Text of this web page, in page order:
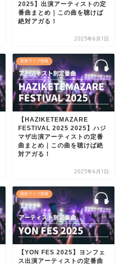
2025】出演アーティストの定
番曲まとめ｜この曲を聴けば
絶対アガる！
2025年6月1日
最新ライブ情報
【HAZIKETEMAZARE
FESTIVAL 2025 2025】ハジ
マザ出演アーティストの定番
曲まとめ｜この曲を聴けば絶
対アガる！
2025年6月1日
最新ライブ情報
【YON FES 2025】ヨンフェ
ス出演アーティストの定番曲